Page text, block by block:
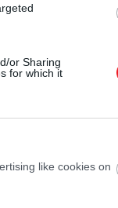
or Sharing
for which it
like cookies on